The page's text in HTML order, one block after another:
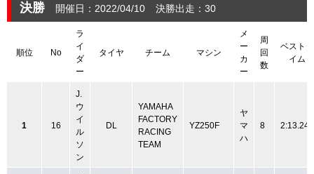
決勝 開催日：2022/04/10 決勝出走：30
順位 No
ラ
イ
ダ
ー
タイヤ チーム マシン
メ
ー
カ
ー
周
回
数
ベストタ
イム
1 16
J.
ウ
イ
ル
ソ
ン
DL
YAMAHA
FACTORY
RACING
TEAM
YZ250F
ヤ
マ
ハ
8 2:13.240